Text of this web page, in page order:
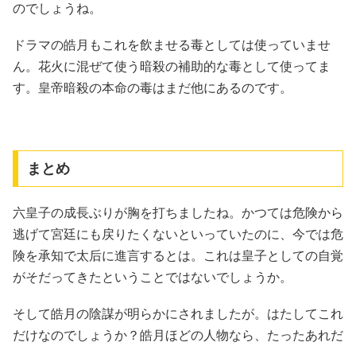
のでしょうね。
ドラマの皓月もこれを飲ませる毒としては使っていませ
ん。花火に混ぜて使う暗殺の補助的な毒として使ってま
す。皇帝暗殺の本命の毒はまだ他にあるのです。
まとめ
六皇子の成長ぶりが胸を打ちましたね。かつては危険から
逃げて宮廷にも戻りたくないといっていたのに、今では危
険を承知で太后に進言するとは。これは皇子としての自覚
がそだってきたということではないでしょうか。
そして皓月の陰謀が明らかにされましたが。はたしてこれ
だけなのでしょうか？皓月ほどの人物なら、たったあれだ